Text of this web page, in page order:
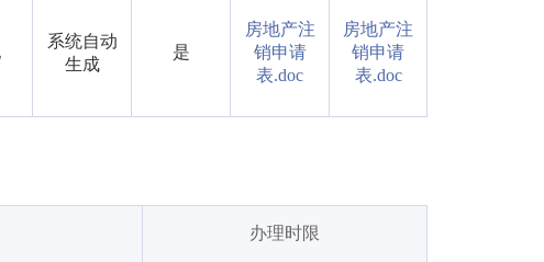
系统自动
生成
是
房地产注
销申请
表.doc
房地产注
销申请
表.doc
办理时限